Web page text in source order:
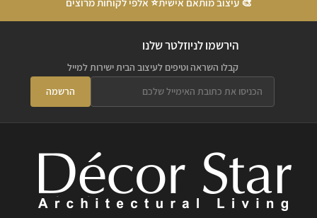
הירשמו לניוזלטר שלנו
קבלו השראה וטיפים לעיצוב הבית ישירות למייל
הרשמה